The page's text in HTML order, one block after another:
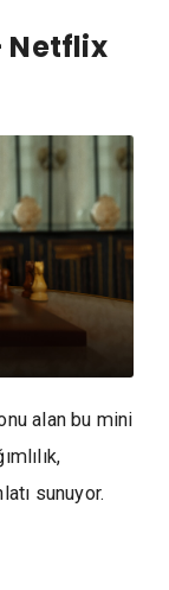
Netflix
alan bu mini
sunuyor.